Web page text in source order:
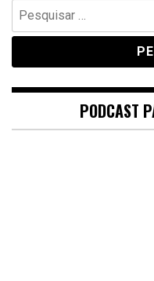
Pesquisar
por:
PODCAST